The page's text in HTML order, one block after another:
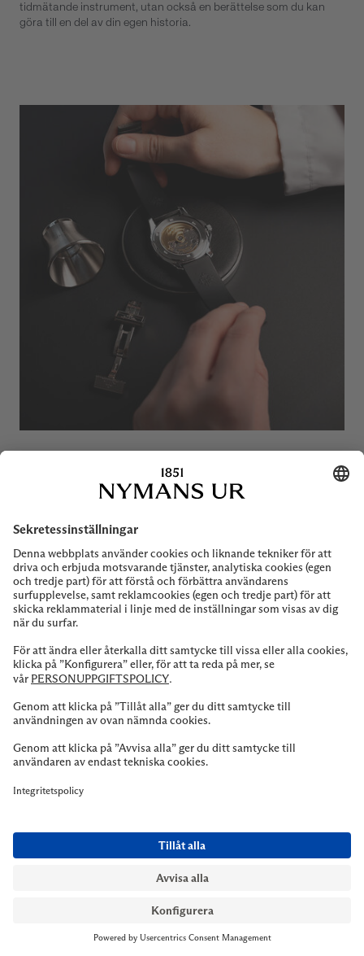
tidmätande instrument, utan också en berättelse som du kan
göra till en del av din egen historia.
HITTADE DU INTE DET
DU SÖKER EFTER?
Kontakta preowned@nymansur.com. Vi har ständigt nya
klockor påväg ut för försäljning. Om du inte hittade det
du söker efter så kan vi se om vi kan matcha dina
preferenser med något i vårt lager. Har vi inte just det du
leter efter just nu så ska vi hålla ögonen öppna för att se
till att du får din favoritklocka inom snar framtid.
NYMANS UR STOCKHOLM